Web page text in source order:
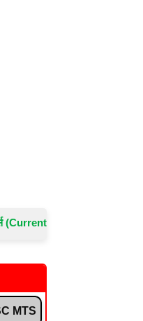
Affairs) -
MTS